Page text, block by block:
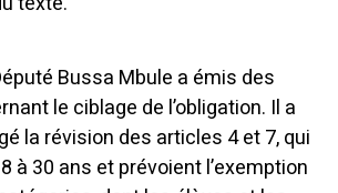
Bussa Mbule a émis des
le ciblage de l’obligation. Il a
la révision des articles 4 et 7, qui
à 30 ans et prévoient l’exemption